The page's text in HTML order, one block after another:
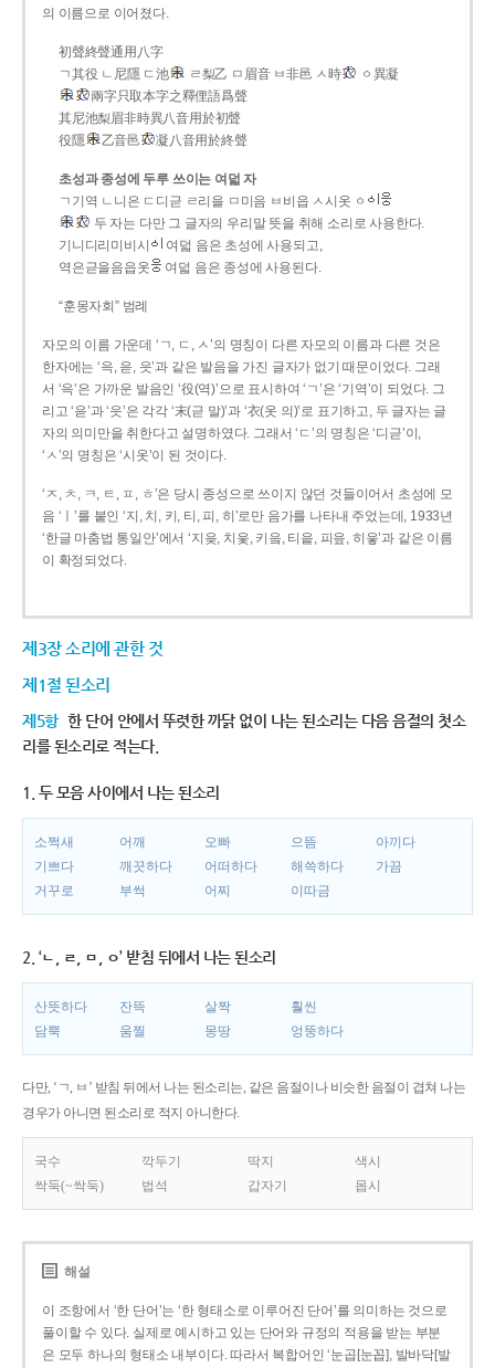
의 이름으로 이어졌다.
初聲終聲通用八字
ㄱ其役 ㄴ尼隱 ㄷ池
ㄹ梨乙 ㅁ眉音 ㅂ非邑 ㅅ時
ㆁ異凝
兩字只取本字之釋俚語爲聲
其尼池梨眉非時異八音用於初聲
役隱
乙音邑 凝八音用於終聲
초성과 종성에 두루 쓰이는 여덟 자
ㄱ기역 ㄴ니은 ㄷ디귿 ㄹ리을 ㅁ미음 ㅂ비읍 ㅅ시옷 ㆁ
두 자는 다만 그 글자의 우리말 뜻을 취해 소리로 사용한다.
기니디리미비시
여덟 음은 초성에 사용되고,
역은귿을음읍옷
여덟 음은 종성에 사용된다.
“훈몽자회” 범례
자모의 이름 가운데 ‘ㄱ, ㄷ, ㅅ’의 명칭이 다른 자모의 이름과 다른 것은
한자에는 ‘윽, 읃, 읏’과 같은 발음을 가진 글자가 없기 때문이었다. 그래
서 ‘윽’은 가까운 발음인 ‘役(역)’으로 표시하여 ‘ㄱ’은 ‘기역’이 되었다. 그
리고 ‘읃’과 ‘읏’은 각각 ‘末(귿 말)’과 ‘衣(옷 의)’로 표기하고, 두 글자는 글
자의 의미만을 취한다고 설명하였다. 그래서 ‘ㄷ’의 명칭은 ‘디귿’이,
‘ㅅ’의 명칭은 ‘시옷’이 된 것이다.
‘ㅈ, ㅊ, ㅋ, ㅌ, ㅍ, ㅎ’은 당시 종성으로 쓰이지 않던 것들이어서 초성에 모
음 ‘ㅣ’를 붙인 ‘지, 치, 키, 티, 피, 히’로만 음가를 나타내 주었는데, 1933년
‘한글 마춤법 통일안’에서 ‘지읒, 치읓, 키읔, 티읕, 피읖, 히읗’과 같은 이름
이 확정되었다.
제3장 소리에 관한 것
제1절 된소리
제5항 한 단어 안에서 뚜렷한 까닭 없이 나는 된소리는 다음 음절의 첫소
리를 된소리로 적는다.
1. 두 모음 사이에서 나는 된소리
소쩍새 어깨 오빠 으뜸
아끼다
기쁘다
깨끗하다 어떠하다 해쓱하다
가끔
거꾸로
부썩 어찌 이따금
2. ‘ㄴ, ㄹ, ㅁ, ㅇ’ 받침 뒤에서 나는 된소리
산뜻하다 잔뜩 살짝
훨씬
담뿍
움찔 몽땅 엉뚱하다
다만, ‘ㄱ, ㅂ’ 받침 뒤에서 나는 된소리는, 같은 음절이나 비슷한 음절이 겹쳐 나는
경우가 아니면 된소리로 적지 아니한다.
국수 깍두기 딱지
색시
싹둑(~싹둑)
법석 갑자기 몹시
해설
이 조항에서 ‘한 단어’는 ‘한 형태소로 이루어진 단어’를 의미하는 것으로
풀이할 수 있다. 실제로 예시하고 있는 단어와 규정의 적용을 받는 부분
은 모두 하나의 형태소 내부이다. 따라서 복합어인 ‘눈곱[눈꼽], 발바닥[발